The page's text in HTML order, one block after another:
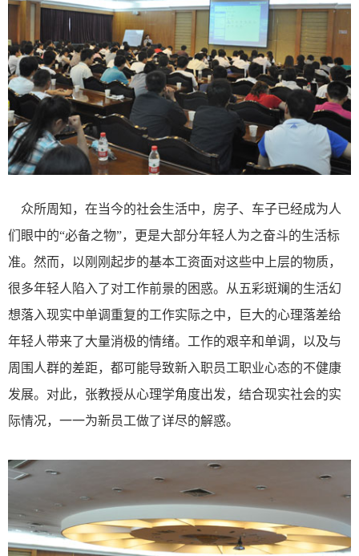
众所周知，在当今的社会生活中，房子、车子已经成为人
们眼中的“必备之物”，更是大部分年轻人为之奋斗的生活标
准。然而，以刚刚起步的基本工资面对这些中上层的物质，
很多年轻人陷入了对工作前景的困惑。从五彩斑斓的生活幻
想落入现实中单调重复的工作实际之中，巨大的心理落差给
年轻人带来了大量消极的情绪。工作的艰辛和单调，以及与
周围人群的差距，都可能导致新入职员工职业心态的不健康
发展。对此，张教授从心理学角度出发，结合现实社会的实
际情况，一一为新员工做了详尽的解惑。